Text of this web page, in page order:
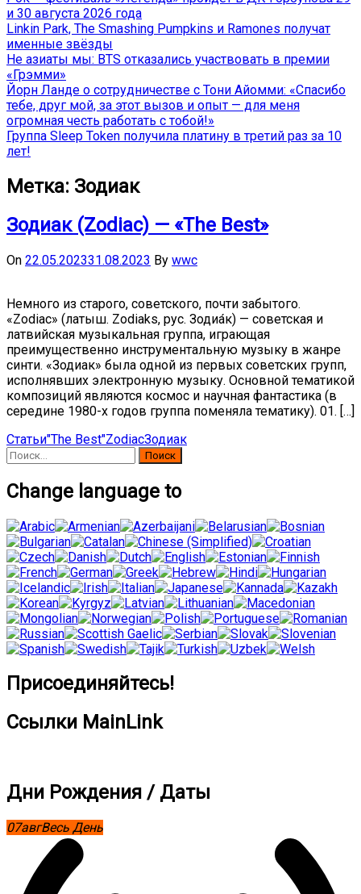
и 30 августа 2026 года
Linkin Park, The Smashing Pumpkins и Ramones получат
именные звёзды
Не азиаты мы: BTS отказались участвовать в премии
«Грэмми»
Йорн Ланде о сотрудничестве с Тони Айомми: «Спасибо
тебе, друг мой, за этот вызов и опыт — для меня
огромная честь работать с тобой!»
Группа Sleep Token получила платину в третий раз за 10
лет!
Метка: Зодиак
Зодиак (Zodiac) — «The Best»
On 22.05.202331.08.2023 By wwc
Немного из старого, советского, почти забытого.
«Zodiac» (латыш. Zodiaks, рус. Зодиа́к) — советская и
латвийская музыкальная группа, играющая
преимущественно инструментальную музыку в жанре
синти. «Зодиак» была одной из первых советских групп,
исполнявших электронную музыку. Основной тематикой
композиций являются космос и научная фантастика (в
середине 1980-х годов группа поменяла тематику). 01. […]
Статьи"The Best"ZodiacЗодиак
Найти:
Change language to
Присоединяйтесь!
Ссылки MainLink
Дни Рождения / Даты
07авгВесь День